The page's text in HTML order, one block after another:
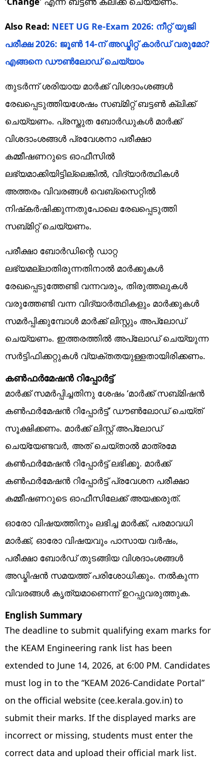
Also Read: NEET UG Re-Exam 2026: നീറ്റ് യുജി
പരീക്ഷ 2026: ജൂൺ 14-ന് അഡ്മിറ്റ് കാർഡ് വരുമോ?
എങ്ങനെ ഡൗൺലോഡ് ചെയ്യാം
തുടര്‍ന്ന് ശരിയായ മാര്‍ക്ക് വിശദാംശങ്ങള്‍
രേഖപ്പെടുത്തിയശേഷം സബ്മിറ്റ് ബട്ടണ്‍ ക്ലിക്ക്
ചെയ്യണം. പ്രസ്തുത ബോര്‍ഡുകള്‍ മാര്‍ക്ക്
വിശദാംശങ്ങള്‍ പ്രവേശനാ പരീക്ഷാ
കമ്മീഷണറുടെ ഓഫീസില്‍
ലഭ്യമാക്കിയിട്ടില്ലെങ്കില്‍, വിദ്യാര്‍ത്ഥികള്‍
അത്തരം വിവരങ്ങള്‍ വെബ്‌സൈറ്റില്‍
നിഷ്‌കര്‍ഷിക്കുന്നതുപോലെ രേഖപ്പെടുത്തി
സബ്മിറ്റ് ചെയ്യണം.
പരീക്ഷാ ബോര്‍ഡിന്റെ ഡാറ്റ
ലഭ്യമല്ലാതിരുന്നതിനാല്‍ മാര്‍ക്കുകള്‍
രേഖപ്പെടുത്തേണ്ടി വന്നവരും, തിരുത്തലുകള്‍
വരുത്തേണ്ടി വന്ന വിദ്യാര്‍ത്ഥികളും മാര്‍ക്കുകള്‍
സമര്‍പ്പിക്കുമ്പോള്‍ മാര്‍ക്ക് ലിസ്റ്റും അപ്‌ലോഡ്
ചെയ്യണം. ഇത്തരത്തില്‍ അപ്‌ലോഡ് ചെയ്യുന്ന
സര്‍ട്ടിഫിക്കറ്റുകള്‍ വ്യക്തതയുള്ളതായിരിക്കണം.
കണ്‍ഫര്‍മേഷന്‍ റിപ്പോര്‍ട്ട്‌
മാര്‍ക്ക് സമര്‍പ്പിച്ചതിനു ശേഷം ‘മാര്‍ക്ക് സബ്മിഷന്‍
കണ്‍ഫര്‍മേഷന്‍ റിപ്പോര്‍ട്ട്’ ഡൗണ്‍ലോഡ് ചെയ്ത്
സൂക്ഷിക്കണം. മാര്‍ക്ക് ലിസ്റ്റ് അപ്‌ലോഡ്
ചെയ്യേണ്ടവര്‍, അത് ചെയ്താല്‍ മാത്രമേ
കണ്‍ഫര്‍മേഷന്‍ റിപ്പോര്‍ട്ട് ലഭിക്കൂ. മാര്‍ക്ക്
കണ്‍ഫര്‍മേഷന്‍ റിപ്പോര്‍ട്ട് പ്രവേശന പരീക്ഷാ
കമ്മീഷണറുടെ ഓഫീസിലേക്ക് അയക്കരുത്.
ഓരോ വിഷയത്തിനും ലഭിച്ച മാര്‍ക്ക്, പരമാവധി
മാര്‍ക്ക്, ഓരോ വിഷയവും പാസായ വര്‍ഷം,
പരീക്ഷാ ബോര്‍ഡ് തുടങ്ങിയ വിശദാംശങ്ങള്‍
അഡ്മിഷന്‍ സമയത്ത് പരിശോധിക്കും. നല്‍കുന്ന
വിവരങ്ങള്‍ കൃത്യമാണെന്ന് ഉറപ്പുവരുത്തുക.
English Summary
The deadline to submit qualifying exam marks for
the KEAM Engineering rank list has been
extended to June 14, 2026, at 6:00 PM. Candidates
must log in to the “KEAM 2026-Candidate Portal”
on the official website (cee.kerala.gov.in) to
submit their marks. If the displayed marks are
incorrect or missing, students must enter the
correct data and upload their official mark list.